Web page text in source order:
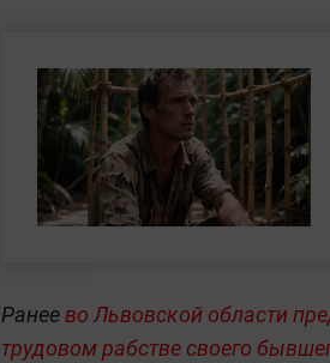
Ранеево Львовской области
трудовом рабстве своего